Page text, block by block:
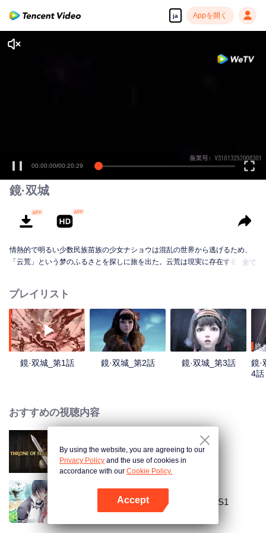
ja Appを開く
00:00:00/00:20:29
鏡·双城
情熱的で明るい少数民族苗族の少女ナショウは混乱の世界から逃げるため、
「云荒」という梦のふるさとを探しに旅を出た。云荒は現実に存在するとこ
然として抜群な伝説人物が次々と登場し、人を感動させる神話が始まっ
た……
全て
プレイリスト
鏡·双城_第1話 鏡·双城_第2話 鏡·双城_第3話
終
鏡·
4話
おすすめの視聴内容
神印騎士の王座
National Husband Bring Home SS1
By using the website, you are agreeing to our
Privacy Policy and the use of cookies in
accordance with our Cookie Policy.
Accept